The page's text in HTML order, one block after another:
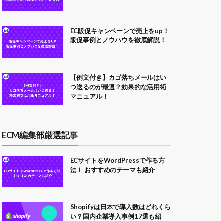
EC販促キャンペーンで売上をup！
販促事例とノウハウを徹底解説！
【例文付き】カゴ落ちメールはい
つ送るのが最適？効果的な活用術
マニュアル！
ECM編集部厳選記事
ECサイトをWordPressで作る方
法！ おすすめのテーマも紹介
Shopifyは日本で導入数はどれくら
い？国内企業導入事例17選も紹